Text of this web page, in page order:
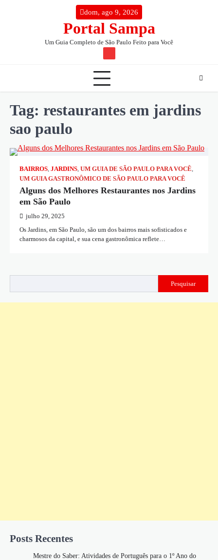
dom, ago 9, 2026
Portal Sampa
Um Guia Completo de São Paulo Feito para Você
TW
Tag: restaurantes em jardins
sao paulo
BAIRROS, JARDINS, UM GUIA DE SÃO PAULO PARA VOCÊ,
UM GUIA GASTRONÔMICO DE SÃO PAULO PARA VOCÊ
Alguns dos Melhores Restaurantes nos Jardins
em São Paulo
julho 29, 2025
Os Jardins, em São Paulo, são um dos bairros mais sofisticados e
charmosos da capital, e sua cena gastronômica reflete…
Pesquisar
Posts Recentes
Mestre do Saber: Atividades de Português para o 1º Ano do